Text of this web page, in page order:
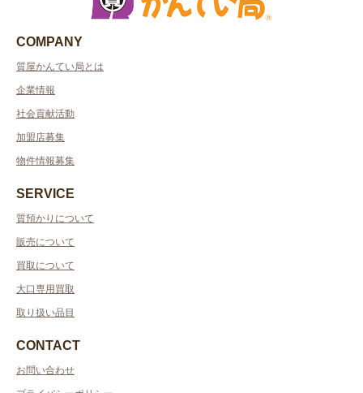
COMPANY
質屋かんてい局とは
企業情報
社会貢献活動
加盟店募集
物件情報募集
SERVICE
質預かりについて
販売について
買取について
大口専用買取
取り扱い品目
CONTACT
お問い合わせ